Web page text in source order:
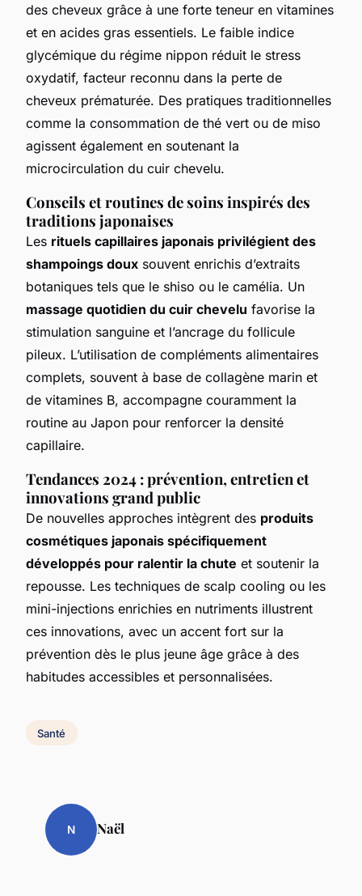
des cheveux grâce à une forte teneur en vitamines
et en acides gras essentiels. Le faible indice
glycémique du régime nippon réduit le stress
oxydatif, facteur reconnu dans la perte de
cheveux prématurée. Des pratiques traditionnelles
comme la consommation de thé vert ou de miso
agissent également en soutenant la
microcirculation du cuir chevelu.
Conseils et routines de soins inspirés des
traditions japonaises
Les rituels capillaires japonais privilégient des
shampoings doux souvent enrichis d’extraits
botaniques tels que le shiso ou le camélia. Un
massage quotidien du cuir chevelu favorise la
stimulation sanguine et l’ancrage du follicule
pileux. L’utilisation de compléments alimentaires
complets, souvent à base de collagène marin et
de vitamines B, accompagne couramment la
routine au Japon pour renforcer la densité
capillaire.
Tendances 2024 : prévention, entretien et
innovations grand public
De nouvelles approches intègrent des produits
cosmétiques japonais spécifiquement
développés pour ralentir la chute et soutenir la
repousse. Les techniques de scalp cooling ou les
mini-injections enrichies en nutriments illustrent
ces innovations, avec un accent fort sur la
prévention dès le plus jeune âge grâce à des
habitudes accessibles et personnalisées.
Santé
N Naël